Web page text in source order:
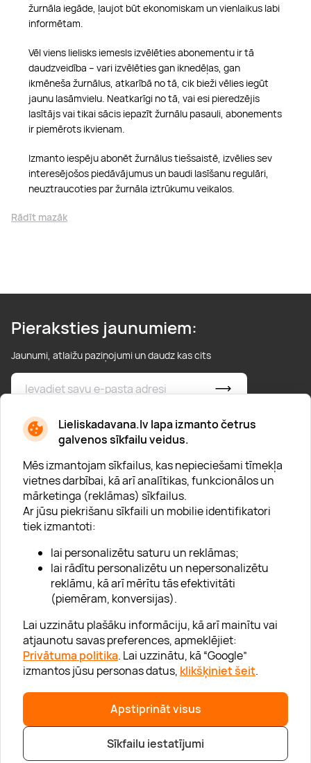
Lieliskadavana.lv lapa izmanto četrus
galvenos sīkfailu veidus.
Mēs izmantojam sīkfailus, kas nepieciešami tīmekļa
vietnes darbībai, kā arī analītikas, funkcionālos un
mārketinga (reklāmas) sīkfailus.
Ar jūsu piekrišanu sīkfaili un mobilie identifikatori
tiek izmantoti:
lai personalizētu saturu un reklāmas;
lai rādītu personalizētu un nepersonalizētu
reklāmu, kā arī mērītu tās efektivitāti
(piemēram, konversijas).
Lai uzzinātu plašāku informāciju, kā arī mainītu vai
atjaunotu savas preferences, apmeklējiet:
Privātuma politika. Lai uzzinātu, kā “Google”
izmantos jūsu personas datus, klikšķiniet šeit.
Apstiprināt visus
Sīkfailu iestatījumi
žurnāla iegāde, ļaujot būt ekonomiskam un vienlaikus labi
informētam.
Vēl viens lielisks iemesls izvēlēties abonementu ir tā
daudzveidība – vari izvēlēties gan iknedēļas, gan
ikmēneša žurnālus, atkarībā no tā, cik bieži vēlies iegūt
jaunu lasāmvielu. Neatkarīgi no tā, vai esi pieredzējis
lasītājs vai tikai sācis iepazīt žurnālu pasauli, abonements
ir piemērots ikvienam.
Izmanto iespēju abonēt žurnālus tiešsaistē, izvēlies sev
interesējošos piedāvājumus un baudi lasīšanu regulāri,
neuztraucoties par žurnāla iztrūkumu veikalos.
Rādīt mazāk
Pieraksties jaunumiem:
Jaunumi, atlaižu paziņojumi un daudz kas cits
* Esmu iepazinies/usies ar privātuma politiku
Par "Lieliska dāvana"
Uzņēmumiem
Palīdzība
“GERA DOVANA” GRUPA
|info@lieliskadavana.lv |+371 6601 8025